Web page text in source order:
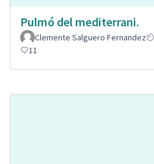
Pulmó del mediterrani.
Clemente Salguero Fernandez
11